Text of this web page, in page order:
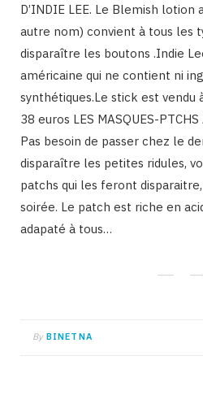
D’INDIE LEE. Le Blemish
autre nom) convient à tous les
disparaître les boutons .Indie
américaine qui ne contient ni
synthétiques.Le stick est vendu
38 euros LES MASQUES-
Pas besoin de passer chez le
disparaître les petites ridules,
patchs qui les feront
soirée. Le patch est riche en
adapaté à tous…
By BINETNA